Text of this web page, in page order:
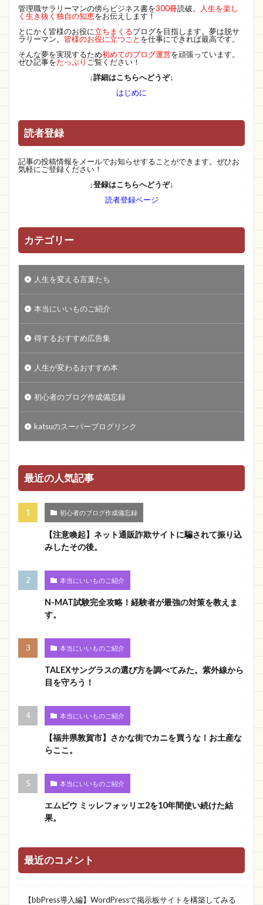
管理職サラリーマンの傍らビジネス書を300冊読破。
人生を楽し
く生き抜く独自の知恵をお伝えします！
とにかく皆様のお役に立ちまくるブログを目指します。夢は脱サ
ラリーマン。 皆様のお役に立つこと を仕事にできれば最高です。
そんな夢を実現するため初めてのブログ運営を頑張っています。
ぜひ記事をたっぷり ご覧ください！
↓詳細はこちらへどうぞ↓
はじめに
読者登録
記事の投稿情報をメールでお知らせすることができます。ぜひお
気軽にご登録ください！
↓登録はこちらへどうぞ↓
読者登録ページ
カテゴリー
人生を変える言葉たち
本当にいいものご紹介
得するおすすめ広告集
人生が変わるおすすめ本
初心者のブログ作成備忘録
katsuのスーパーブログリンク
最近の人気記事
初心者のブログ作成備忘録
【注意喚起】ネット通販詐欺サイトに騙されて振り込
みしたその後。
本当にいいものご紹介
N-MAT試験完全攻略！経験者が最強の対策を教えま
す。
本当にいいものご紹介
TALEXサングラスの選び方を調べてみた。紫外線から
目を守ろう！
本当にいいものご紹介
【福井県敦賀市】さかな街でカニを買うな！お土産な
らここ。
本当にいいものご紹介
エムピウ ミッレフォッリエ2を10年間使い続けた結
果。
最近のコメント
【bbPress導入編】WordPressで掲示板サイトを構築してみる